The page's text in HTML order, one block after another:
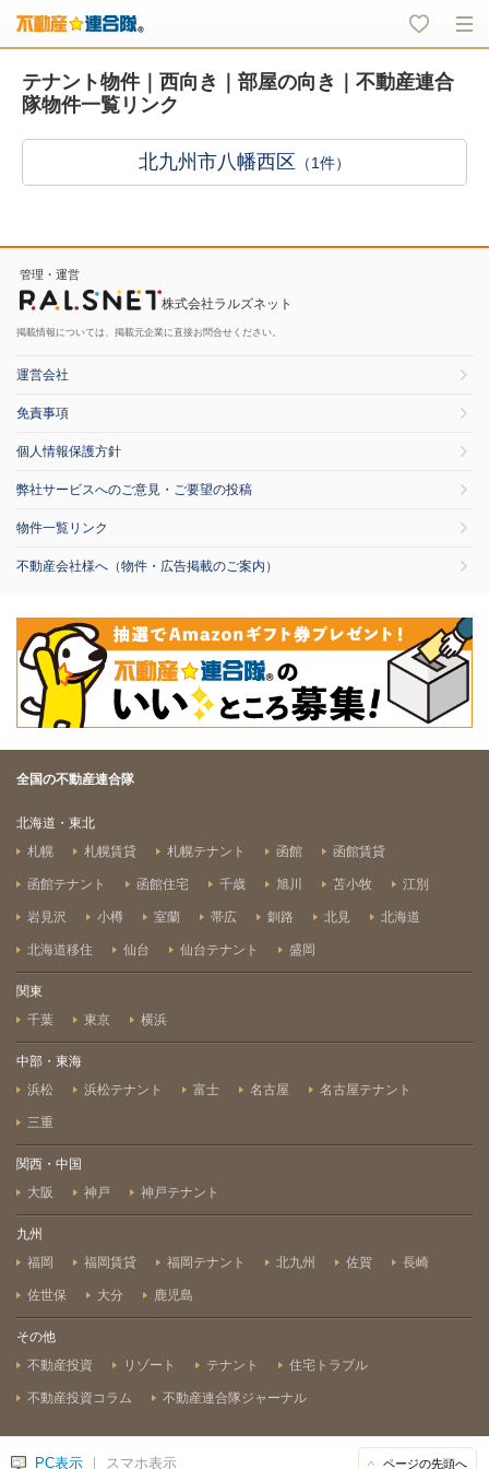
テナント物件｜西向き｜部屋の向き｜不動産連合
隊物件一覧リンク
北九州市八幡西区 （1件）
管理・運営
株式会社ラルズネット
掲載情報については、掲載元企業に直接お問合せください。
運営会社
免責事項
個人情報保護方針
弊社サービスへのご意見・ご要望の投稿
物件一覧リンク
不動産会社様へ（物件・広告掲載のご案内）
全国の不動産連合隊
北海道・東北
札幌
札幌賃貸 札幌テナント 函館 函館賃貸
函館テナント 函館住宅 千歳 旭川 苫小牧 江別
岩見沢 小樽 室蘭 帯広 釧路 北見 北海道
北海道移住 仙台 仙台テナント 盛岡
関東
千葉
東京 横浜
中部・東海
浜松
浜松テナント 富士 名古屋 名古屋テナント
三重
関西・中国
大阪
神戸 神戸テナント
九州
福岡
福岡賃貸 福岡テナント 北九州 佐賀 長崎
佐世保 大分 鹿児島
その他
不動産投資
リゾート テナント 住宅トラブル
不動産投資コラム 不動産連合隊ジャーナル
PC表示 ｜ スマホ表示 ページの先頭へ